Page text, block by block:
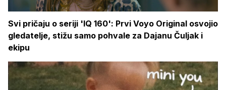
Svi pričaju o seriji 'IQ 160': Prvi Voyo Original osvojio
gledatelje, stižu samo pohvale za Dajanu Čuljak i
ekipu